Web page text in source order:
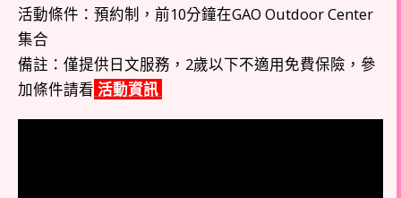
活動條件：預約制，前10分鐘在GAO Outdoor Center
集合
備註：僅提供日文服務，2歲以下不適用免費保險，參
加條件請看 活動資訊